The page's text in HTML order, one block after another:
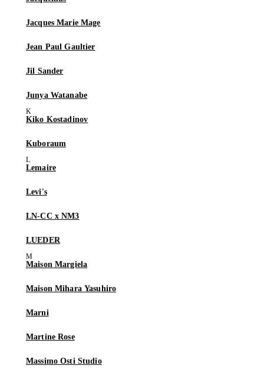
Jacques Marie Mage
Jean Paul Gaultier
Jil Sander
Junya Watanabe
Kiko Kostadinov
Kuboraum
Lemaire
Levi's
LN-CC x NM3
LUEDER
Maison Margiela
Maison Mihara Yasuhiro
Marni
Martine Rose
Massimo Osti Studio